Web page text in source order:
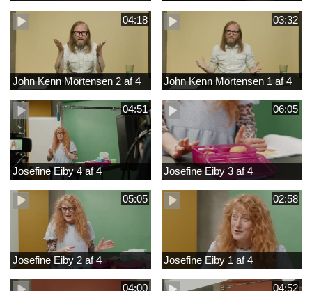
04:18
John Kenn Mortensen 2 af 4
03:32
John Kenn Mortensen 1 af 4
04:51
Josefine Eiby 4 af 4
06:05
Josefine Eiby 3 af 4
05:05
Josefine Eiby 2 af 4
02:58
Josefine Eiby 1 af 4
04:00 04:52